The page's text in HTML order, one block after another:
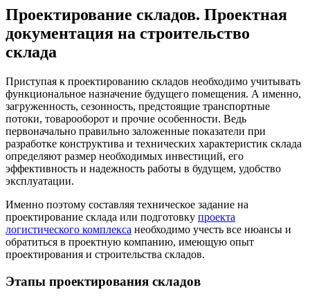
Проектирование складов. Проектная
документация на строительство
склада
Приступая к проектированию складов необходимо учитывать
функциональное назначение будущего помещения. А именно,
загруженность, сезонность, предстоящие транспортные
потоки, товарооборот и прочие особенности. Ведь
первоначально правильно заложенные показатели при
разработке конструктива и технических характеристик склада
определяют размер необходимых инвестиций, его
эффективность и надежность работы в будущем, удобство
эксплуатации.
Именно поэтому составляя техническое задание на
проектирование склада или подготовку проекта
логистического комплекса необходимо учесть все нюансы и
обратиться в проектную компанию, имеющую опыт
проектирования и строительства складов.
Этапы проектирования складов